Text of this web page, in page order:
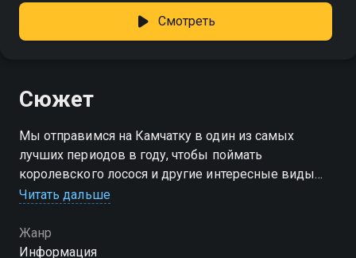
Смотреть
Сюжет
Мы отправимся на Камчатку в один из самых
лучших периодов в году, чтобы поймать
королевского лосося и другие интересные виды
рыб на спиннинговую и нахлыстовую снасть
Читать дальше
Жанр
Информация